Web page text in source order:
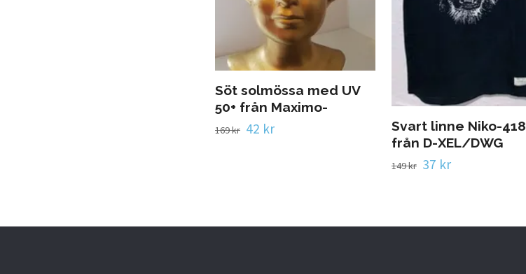
Söt solmössa med UV
50+ från Maximo-
169 kr 42 kr
Svart linne Niko-418
från D-XEL/DWG
149 kr 37 kr